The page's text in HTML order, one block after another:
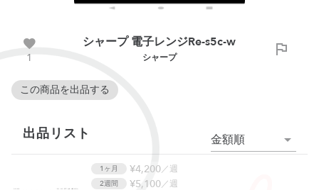
1
シャープ 電子レンジRe-s5c-w
シャープ
この商品を出品する
出品リスト 金額順
1ヶ月 ¥4,200／週
2週間 ¥5,100／週